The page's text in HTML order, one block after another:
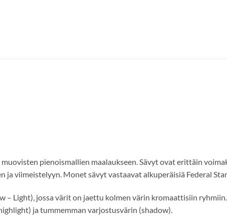
pienoismallien maalaukseen. Sävyt ovat erittäin
viimeistelyyn. Monet sävyt vastaavat alkuperäisiä Federal
– Light), jossa värit on jaettu kolmen värin kromaattisiin
ja tummemman varjostusvärin (shadow).